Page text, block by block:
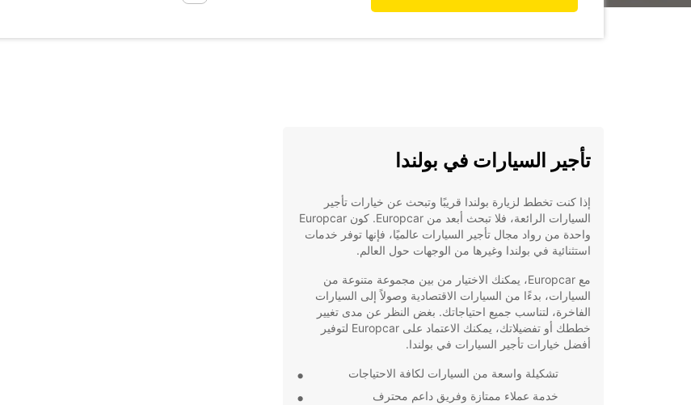
تأجير السيارات في بولندا
إذا كنت تخطط لزيارة بولندا قريبًا وتبحث عن خيارات تأجير
السيارات الرائعة، فلا تبحث أبعد من Europcar. كون Europcar
واحدة من رواد مجال تأجير السيارات عالميًا، فإنها توفر خدمات
استثنائية في بولندا وغيرها من الوجهات حول العالم.
مع Europcar، يمكنك الاختيار من بين مجموعة متنوعة من
السيارات، بدءًا من السيارات الاقتصادية وصولاً إلى السيارات
الفاخرة، لتناسب جميع احتياجاتك. بغض النظر عن مدى تغيير
خططك أو تفضيلاتك، يمكنك الاعتماد على Europcar لتوفير
أفضل خيارات تأجير السيارات في بولندا.
تشكيلة واسعة من السيارات لكافة الاحتياجات
خدمة عملاء ممتازة وفريق داعم محترف